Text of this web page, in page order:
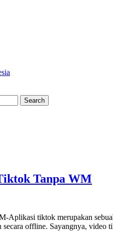
Tanpa WM
Aplikasi tiktok merupakan
offline. Sayangnya,